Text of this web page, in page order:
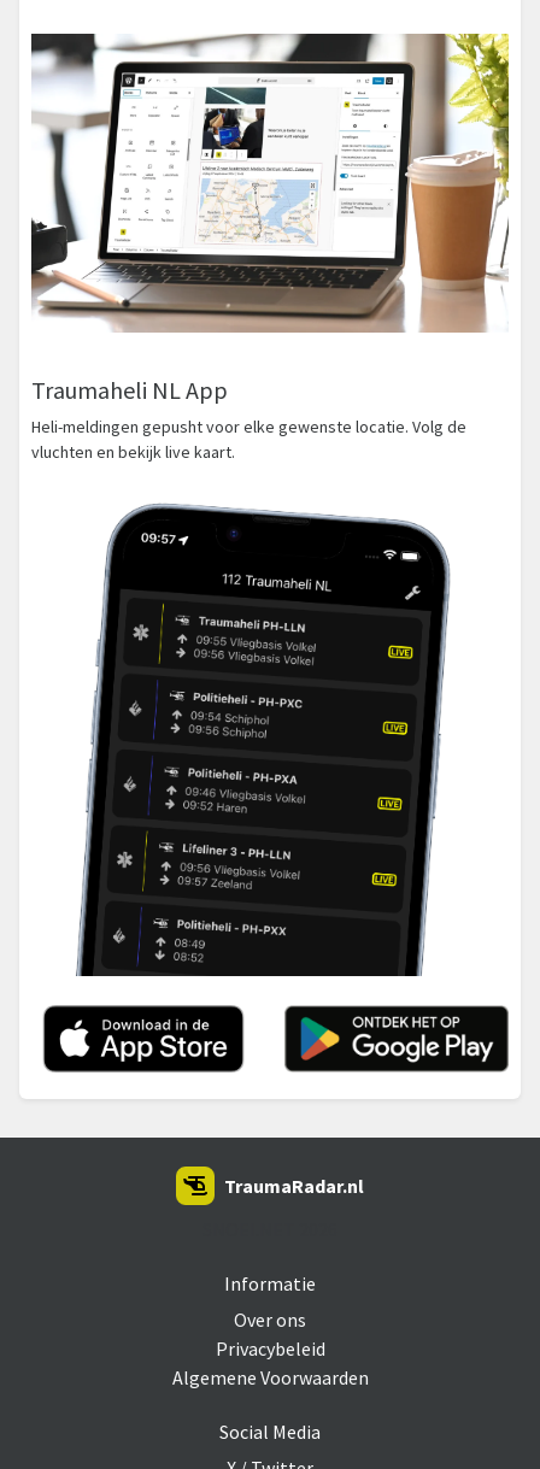
Traumaheli NL App
Heli-meldingen gepusht voor elke gewenste locatie. Volg de
vluchten en bekijk live kaart.
Informatie
Over ons
Privacybeleid
Algemene Voorwaarden
Social Media
TraumaRadar.nl